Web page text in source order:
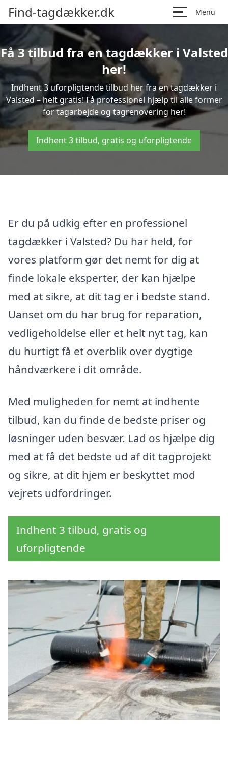
Find-tagdækker.dk Menu
Få 3 tilbud fra en tagdækker i Valsted
her!
Indhent 3 uforpligtende tilbud her fra en tagdækker i
Valsted – helt gratis! Få professionel hjælp til alle former
for tagarbejde og tagrenovering her!
Indhent 3 tilbud, gratis og uforpligtende
Er du på udkig efter en professionel
tagdækker i Valsted? Du har held, for
vores platform gør det nemt for dig at
finde lokale eksperter, der kan hjælpe
med at sikre, at dit tag er i bedste stand.
Uanset om du har brug for reparation,
vedligeholdelse eller et helt nyt tag, kan
du hurtigt få et overblik over dygtige
håndværkere i dit område.
Med muligheden for nemt at indhente
tilbud, kan du finde de bedste priser og
løsninger uden besvær. Lad os hjælpe dig
med at få det bedste ud af dit tagprojekt
og sikre, at dit hjem er beskyttet mod
vejrets udfordringer.
Indhent 3 tilbud, gratis og
uforpligtende